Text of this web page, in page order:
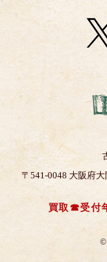
〒541-0048 大阪府
買取☎受付
©